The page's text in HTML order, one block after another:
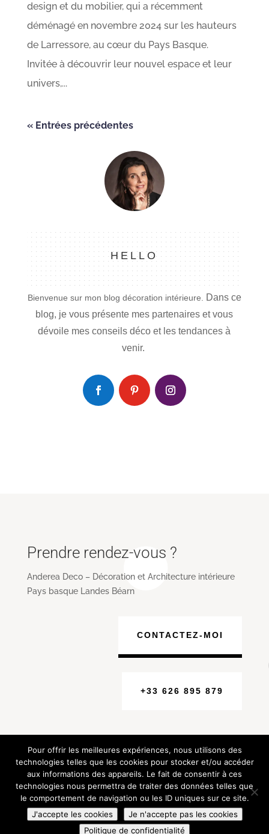
design et du mobilier, qui a récemment
déménagé en novembre 2024 sur les hauteurs
de Larressore, au cœur du Pays Basque.
Invitée à découvrir leur nouvel espace et leur
univers,...
« Entrées précédentes
HELLO
Bienvenue sur mon blog décoration intérieure.
Dans ce
blog, je vous présente mes partenaires et vous
dévoile mes conseils déco et les tendances à
venir.
Prendre rendez-vous ?
Anderea Deco – Décoration et Architecture intérieure
Pays basque Landes Béarn
CONTACTEZ-MOI
+33 626 895 879
© Anderea Deco – Décoration intérieure Pays basque
Landes Béarn
Mentions légales
Powered by Cotebasque.net
Politique de confidentialité
Pour offrir les meilleures expériences, nous utilisons des
technologies telles que les cookies pour stocker et/ou accéder
aux informations des appareils. Le fait de consentir à ces
technologies nous permettra de traiter des données telles que
le comportement de navigation ou les ID uniques sur ce site.
J'accepte les cookies
Je n'accepte pas les cookies
Politique de confidentialité